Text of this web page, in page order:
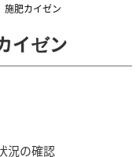
施肥カイゼン
イゼン
況の確認